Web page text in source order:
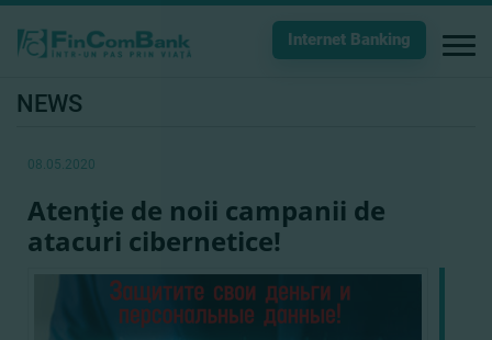
Internet Banking
NEWS
08.05.2020
Atenţie de noii campanii de
atacuri cibernetice!